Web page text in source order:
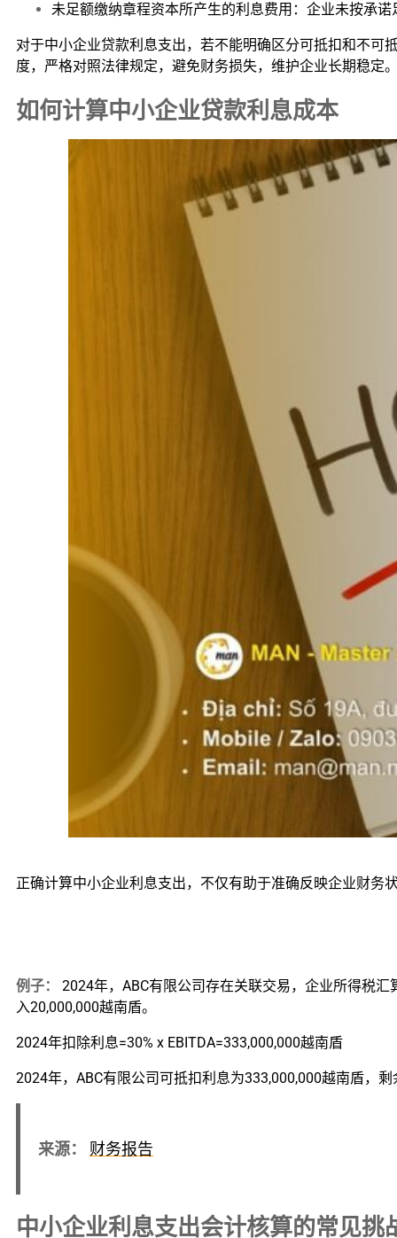
未足额缴纳章程资本所产生的利息费用：企业未按承
对于中小企业贷款利息支出，若不能明确区分可抵扣和不可
度，严格对照法律规定，避免财务损失，维护企业长期稳定
如何计算中小企业贷款利息成本
正确计算中小企业利息支出，不仅有助于准确反映企业财务
例子：
2024年，ABC有限公司存在关联交易，企业所得税
入20,000,000越南盾。
2024年扣除利息=30% x EBITDA=333,000,000越南盾
2024年，ABC有限公司可抵扣利息为333,000,000越南盾，
来源： 财务报告
中小企业利息支出会计核算的常见挑